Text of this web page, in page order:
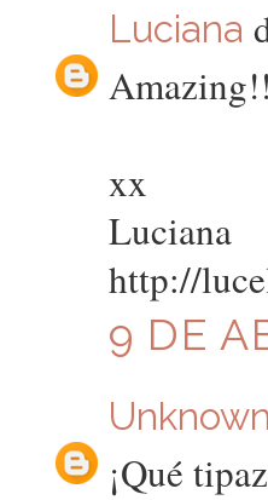
Luciana
xx
Luciana
http://
9 DE
Unknown
¡Qué